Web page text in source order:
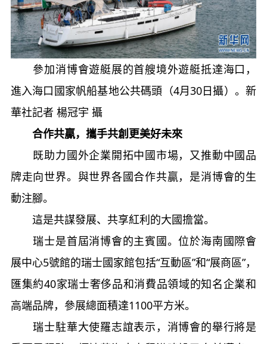
參加消博會遊艇展的首艘境外遊艇抵達海口，
進入海口國家帆船基地公共碼頭（4月30日攝）。新
華社記者 楊冠宇 攝
合作共贏，攜手共創更美好未來
既助力國外企業開拓中國市場，又推動中國品
牌走向世界。與世界各國合作共贏，是消博會的生
動注腳。
這是共謀發展、共享紅利的大國擔當。
瑞士是首屆消博會的主賓國。位於海南國際會
展中心5號館的瑞士國家館包括“互動區”和“展商區”，
匯集約40家瑞士奢侈品和消費品領域的知名企業和
高端品牌，參展總面積達1100平方米。
瑞士駐華大使羅志誼表示，消博會的舉行將是